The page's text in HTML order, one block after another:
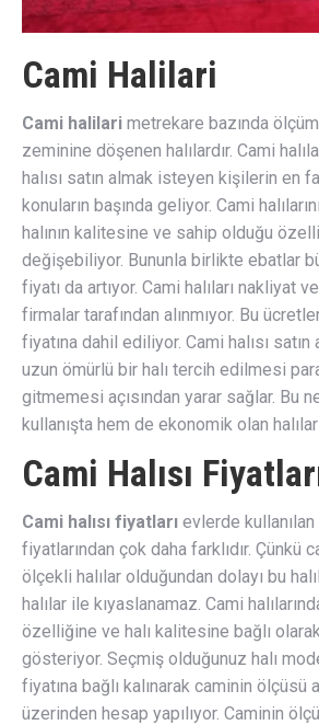
Cami Halilari
Cami halilari metrekare bazında
zeminine döşenen halılardır. Cami
halısı satın almak isteyen kişilerin en
konuların başında geliyor. Cami
halının kalitesine ve sahip olduğu
değişebiliyor. Bununla birlikte ebatlar
fiyatı da artıyor. Cami halıları nakliyat
firmalar tarafından alınmıyor. Bu
fiyatına dahil ediliyor. Cami halısı satın
uzun ömürlü bir halı tercih edilmesi
gitmemesi açısından yarar sağlar. Bu
kullanışta hem de ekonomik olan
Cami Halısı
Cami halısı fiyatları evlerde kullanılan
fiyatlarından çok daha farklıdır. Çünkü
ölçekli halılar olduğundan dolayı bu
halılar ile kıyaslanamaz. Cami
özelliğine ve halı kalitesine bağlı
gösteriyor. Seçmiş olduğunuz halı
fiyatına bağlı kalınarak caminin ölçüsü
üzerinden hesap yapılıyor. Caminin